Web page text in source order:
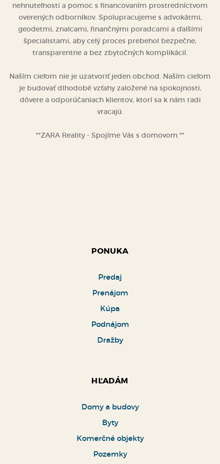
nehnuteľnosti a pomoc s financovaním prostredníctvom
overených odborníkov. Spolupracujeme s advokátmi,
geodetmi, znalcami, finančnými poradcami a ďalšími
špecialistami, aby celý proces prebehol bezpečne,
transparentne a bez zbytočných komplikácií.
Naším cieľom nie je uzatvoriť jeden obchod. Naším cieľom
je budovať dlhodobé vzťahy založené na spokojnosti,
dôvere a odporúčaniach klientov, ktorí sa k nám radi
vracajú.
**ZARA Reality - Spojíme Vás s domovom.**
PONUKA
Predaj
Prenájom
Kúpa
Podnájom
Dražby
HĽADÁM
Domy a budovy
Byty
Komerčné objekty
Pozemky